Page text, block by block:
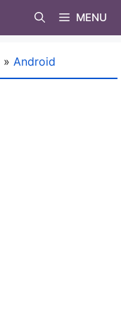
MENU
» Android